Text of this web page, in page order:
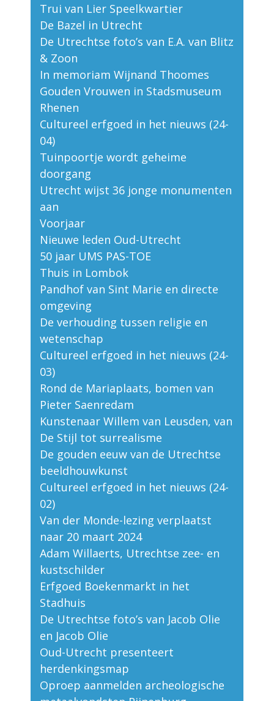
Trui van Lier Speelkwartier
De Bazel in Utrecht
De Utrechtse foto’s van E.A. van Blitz
& Zoon
In memoriam Wijnand Thoomes
Gouden Vrouwen in Stadsmuseum
Rhenen
Cultureel erfgoed in het nieuws (24-
04)
Tuinpoortje wordt geheime
doorgang
Utrecht wijst 36 jonge monumenten
aan
Voorjaar
Nieuwe leden Oud-Utrecht
50 jaar UMS PAS-TOE
Thuis in Lombok
Pandhof van Sint Marie en directe
omgeving
De verhouding tussen religie en
wetenschap
Cultureel erfgoed in het nieuws (24-
03)
Rond de Mariaplaats, bomen van
Pieter Saenredam
Kunstenaar Willem van Leusden, van
De Stijl tot surrealisme
De gouden eeuw van de Utrechtse
beeldhouwkunst
Cultureel erfgoed in het nieuws (24-
02)
Van der Monde-lezing verplaatst
naar 20 maart 2024
Adam Willaerts, Utrechtse zee- en
kustschilder
Erfgoed Boekenmarkt in het
Stadhuis
De Utrechtse foto’s van Jacob Olie
en Jacob Olie
Oud-Utrecht presenteert
herdenkingsmap
Oproep aanmelden archeologische